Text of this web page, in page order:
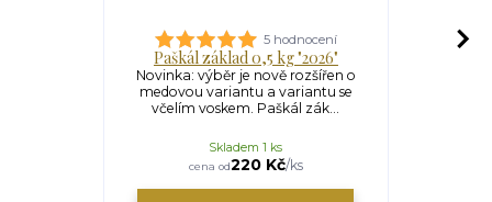
5 hodnocení
Paškál základ 0,5 kg "2026"
Novinka: výběr je nově rozšířen o
medovou variantu a variantu se
včelím voskem. Paškál zák...
cena od220 Kč/ks
Skladem 1 ks